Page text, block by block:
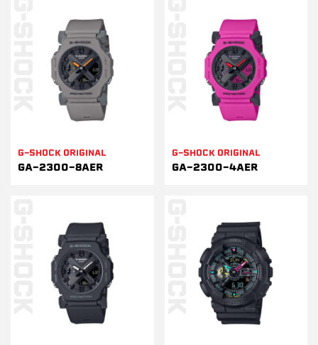
G-SHOCK ORIGINAL
GA-2300-8AER
G-SHOCK ORIGINAL
GA-2300-4AER